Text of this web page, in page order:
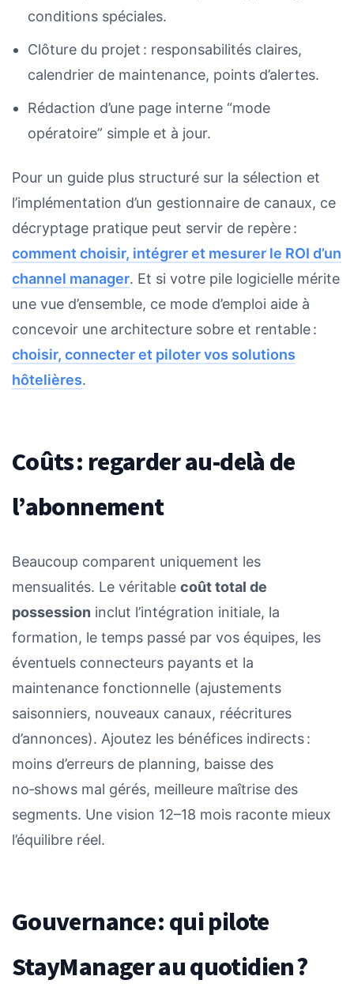
conditions spéciales.
Clôture du projet : responsabilités claires,
calendrier de maintenance, points d’alertes.
Rédaction d’une page interne “mode
opératoire” simple et à jour.
Pour un guide plus structuré sur la sélection et
l’implémentation d’un gestionnaire de canaux, ce
décryptage pratique peut servir de repère :
comment choisir, intégrer et mesurer le ROI d’un
channel manager. Et si votre pile logicielle mérite
une vue d’ensemble, ce mode d’emploi aide à
concevoir une architecture sobre et rentable :
choisir, connecter et piloter vos solutions
hôtelières.
Coûts : regarder au-delà de
l’abonnement
Beaucoup comparent uniquement les
mensualités. Le véritable coût total de
possession inclut l’intégration initiale, la
formation, le temps passé par vos équipes, les
éventuels connecteurs payants et la
maintenance fonctionnelle (ajustements
saisonniers, nouveaux canaux, réécritures
d’annonces). Ajoutez les bénéfices indirects :
moins d’erreurs de planning, baisse des
no‑shows mal gérés, meilleure maîtrise des
segments. Une vision 12–18 mois raconte mieux
l’équilibre réel.
Gouvernance : qui pilote
StayManager au quotidien ?